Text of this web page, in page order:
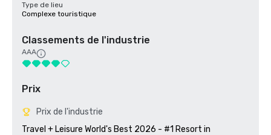
Type de lieu
Complexe touristique
Classements de l'industrie
AAA
Prix
Prix de l'industrie
Travel + Leisure World's Best 2026 - #1 Resort in